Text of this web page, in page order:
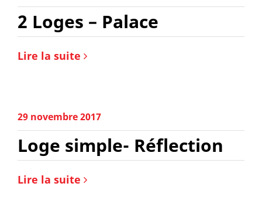
2 Loges – Palace
Lire la suite
29 novembre 2017
Loge simple- Réflection
Lire la suite